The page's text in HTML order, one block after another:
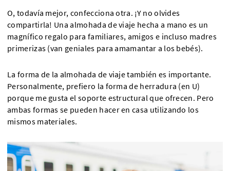
O, todavía mejor, confecciona otra. ¡Y no olvides
compartirla! Una almohada de viaje hecha a mano es un
magnífico regalo para familiares, amigos e incluso madres
primerizas (van geniales para amamantar a los bebés).
La forma de la almohada de viaje también es importante.
Personalmente, prefiero la forma de herradura (en U)
porque me gusta el soporte estructural que ofrecen. Pero
ambas formas se pueden hacer en casa utilizando los
mismos materiales.